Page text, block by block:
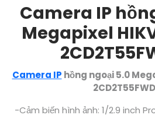
Camera IP
Megapixel
Camera IP hồng ngoại 5.0
-Cảm biến hình ảnh: 1/2.9 inch